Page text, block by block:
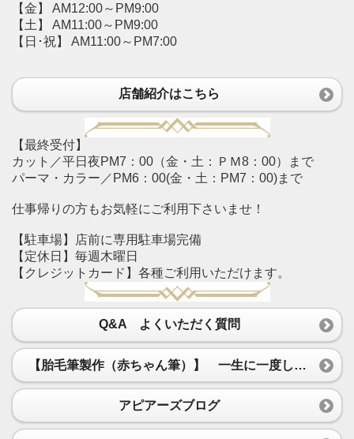
【金】 AM12:00～PM9:00
【土】 AM11:00～PM9:00
【日･祝】 AM11:00～PM7:00
店舗紹介はこちら
【最終受付】
カット／平日夜PM7：00（金・土：ＰＭ8：00）まで
パーマ・カラー／PM6：00(金・土：PM7：00)まで
仕事帰りの方もお気軽にご利用下さいませ！
【駐車場】店前に専用駐車場完備
【定休日】毎週木曜日
【クレジットカード】各種ご利用いただけます。
Q&A よくいただく質問
【胎毛筆製作（赤ちゃん筆）】 一生に一度しか作ることができない赤ちゃん筆・胎毛筆を1本1本、真心込めて製作いたします。
アピアーズブログ